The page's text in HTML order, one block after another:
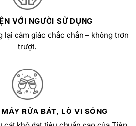
VỚI NGƯỜI SỬ DỤNG
lại cảm giác chắc chắn – không trơn
trượt.
RỬA BÁT, LÒ VI SÓNG